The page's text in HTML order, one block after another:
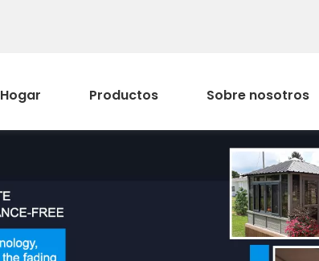
Hogar Productos Sobre nosotros